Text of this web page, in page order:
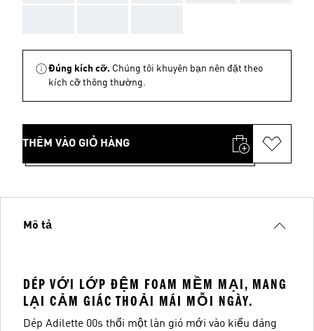
Đúng kích cỡ. Chúng tôi khuyên bạn nên đặt theo
kích cỡ thông thường.
THÊM VÀO GIỎ HÀNG
Mô tả
DÉP VỚI LỚP ĐỆM FOAM MỀM MẠI, MANG
LẠI CẢM GIÁC THOẢI MÁI MỖI NGÀY.
Dép Adilette 00s thổi một làn gió mới vào kiểu dáng